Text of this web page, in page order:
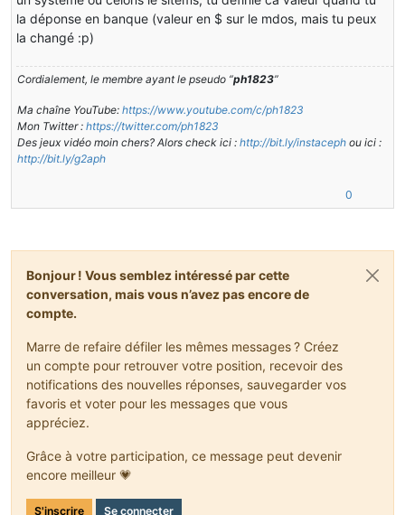
la déponse en banque (valeur en $ sur le mdos, mais tu peux
la changé :p)
Cordialement, le membre ayant le pseudo “ph1823”
Ma chaîne YouTube: https://www.youtube.com/c/ph1823
Mon Twitter : https://twitter.com/ph1823
Des jeux vidéo moin chers? Alors check ici : http://bit.ly/instaceph ou ici :
http://bit.ly/g2aph
0
Bonjour ! Vous semblez intéressé par cette
conversation, mais vous n’avez pas encore de
compte.
Marre de refaire défiler les mêmes messages ? Créez
un compte pour retrouver votre position, recevoir des
notifications des nouvelles réponses, sauvegarder vos
favoris et voter pour les messages que vous
appréciez.
Grâce à votre participation, ce message peut devenir
encore meilleur 💗
S'inscrire Se connecter